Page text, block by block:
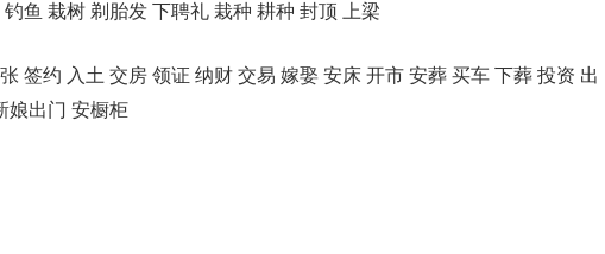
鱼 栽树 剃胎发 下聘礼 栽种 耕种 封顶 上梁
签约 入土 交房 领证 纳财 交易 嫁娶 安床 开市 安葬 买车 下葬 投资 出
娘出门 安橱柜